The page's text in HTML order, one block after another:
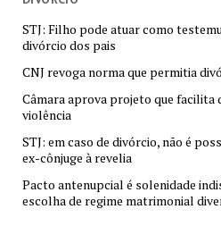
STJ: Filho pode atuar como
divórcio dos pais
CNJ revoga norma que permitia
Câmara aprova projeto que facilita
violência
STJ: em caso de divórcio, não é
ex-cônjuge à revelia
Pacto antenupcial é solenidade
escolha de regime matrimonial